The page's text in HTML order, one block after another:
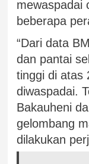
mewaspadai
beberapa
“Dari data
dan pantai
tinggi di atas
diwaspadai.
Bakauheni
gelombang
dilakukan